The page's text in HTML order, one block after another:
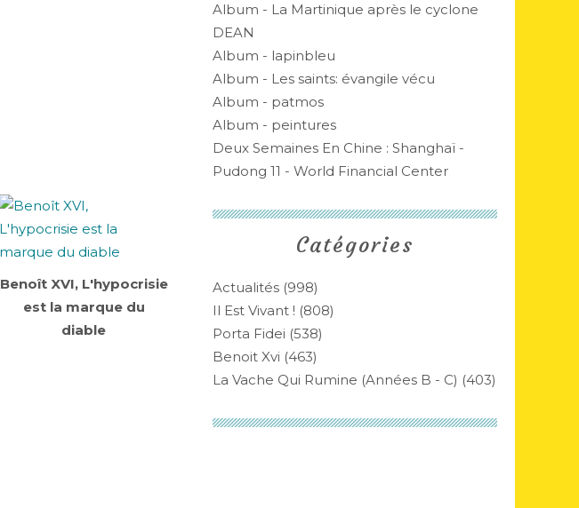
Benoît XVI, L'hypocrisie
est la marque du
diable
Catégories
Actualités (998)
Il Est Vivant ! (808)
Porta Fidei (538)
Benoit Xvi (463)
La Vache Qui Rumine (années B - C) (403)
Album - La Martinique après le cyclone
DEAN
Album - lapinbleu
Album - Les saints: évangile vécu
Album - patmos
Album - peintures
Deux Semaines En Chine : Shanghaï -
Pudong 11 - World Financial Center